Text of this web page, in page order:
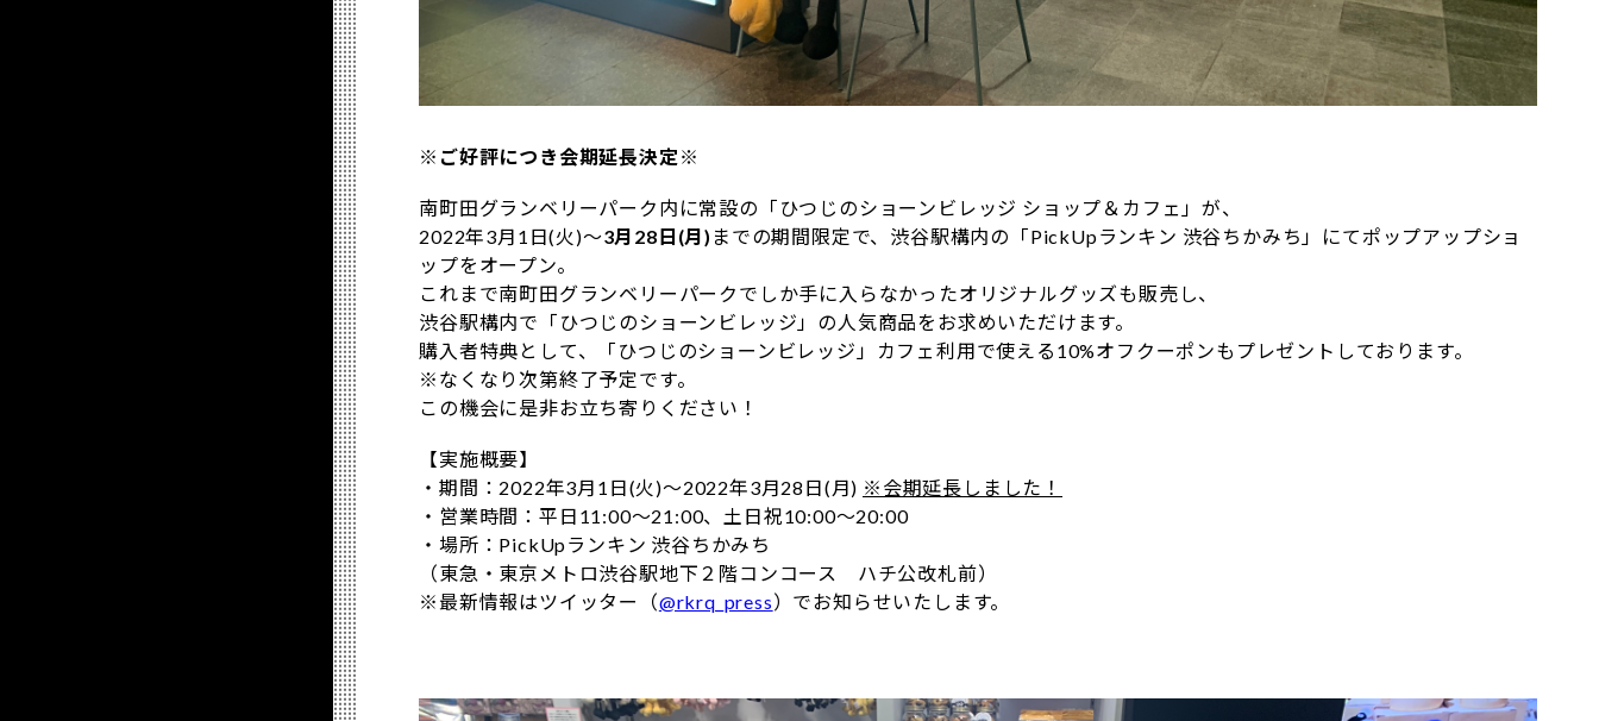
※ご好評につき会期延長決定※
南町田グランベリーパーク内に常設の「ひつじのショーンビレッジ ショップ＆カフェ」が、
2022年3月1日(火)～3月28日(月) までの期間限定で、渋谷駅構内の「PickUpランキン 渋谷ちかみち」にてポップアップショ
ップをオープン。
これまで南町田グランベリーパークでしか手に入らなかったオリジナルグッズも販売し、
渋谷駅構内で「ひつじのショーンビレッジ」の人気商品をお求めいただけます。
購入者特典として、「ひつじのショーンビレッジ」カフェ利用で使える10%オフクーポンもプレゼントしております。
※なくなり次第終了予定です。
この機会に是非お立ち寄りください！
【実施概要】
・期間：2022年3月1日(火)～2022年3月28日(月) ※会期延長しました！
・営業時間：平日11:00～21:00、土日祝10:00～20:00
・場所：PickUpランキン 渋谷ちかみち
（東急・東京メトロ渋谷駅地下２階コンコース ハチ公改札前）
※最新情報はツイッター（@rkrq_press）でお知らせいたします。